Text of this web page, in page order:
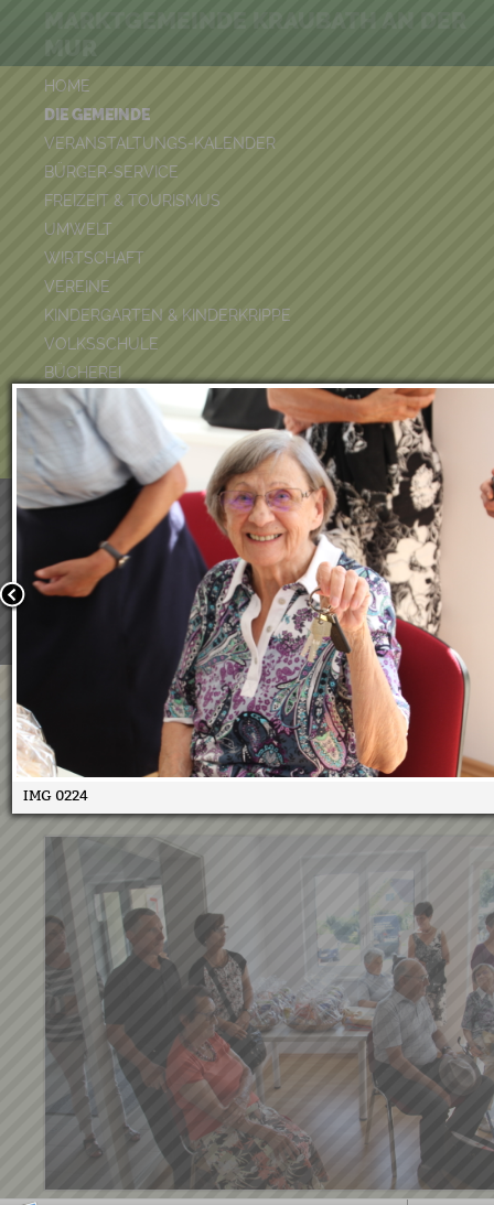
HOME
DIE GEMEINDE
VERANSTALTUNGS-KALENDER
BÜRGER-SERVICE
FREIZEIT & TOURISMUS
UMWELT
WIRTSCHAFT
VEREINE
KINDERGARTEN & KINDERKRIPPE
VOLKSSCHULE
BÜCHEREI
FEUERWEHR
DUATHLON 2026
POOLKALENDER
MUR
Wir verwenden Cookies, um unsere Webseite für Sie
benutzerfreundlich zu gestalten. Wenn Sie fortfahren,
an, dass Sie mit der Verwendung von Cookies auf
einverstanden sind.
Weitere Informationen:Datenschutzerklärung/Cookie-
Betreutes Wohnen
13.09.2016
IMG 0224